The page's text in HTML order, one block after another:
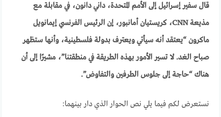
قال سفير إسرائيل إلى الأمم المتحدة، داني دانون، في مقابلة مع
مذيعة CNN، كريستيان أمانبور، إن الرئيس الفرنسي إيمانويل
ماكرون “يعتقد أنه سيأتي ويعترف بدولة فلسطينية، وأنها ستظهر
صباح الغد. لا تسير الأمور بهذه الطريقة في منطقتنا”، مشيرًا إلى أن
هناك “حاجة إلى جلوس الطرفين والتفاوض”.
نستعرض لكم فيما يلي نص الحوار الذي دار بينهما: